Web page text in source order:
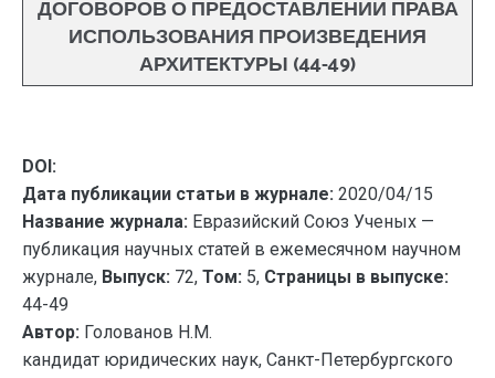
ДОГОВОРОВ О ПРЕДОСТАВЛЕНИИ ПРАВА
ИСПОЛЬЗОВАНИЯ ПРОИЗВЕДЕНИЯ
АРХИТЕКТУРЫ (44-49)
DOI:
Дата публикации статьи в журнале: 2020/04/15
Название журнала: Евразийский Союз Ученых —
публикация научных статей в ежемесячном научном
журнале, Выпуск: 72, Том: 5, Страницы в выпуске:
44-49
Автор: Голованов Н.М.
кандидат юридических наук, Санкт-Петербургского